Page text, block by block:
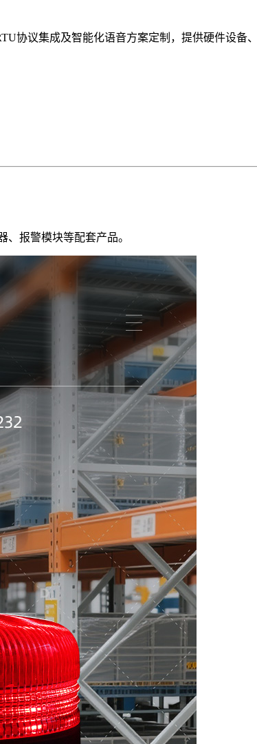
协议集成及智能化语音方案定制，提供硬件设备
、报警模块等配套产品。